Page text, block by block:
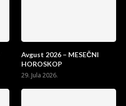
Avgust 2026 – MESEČNI
HOROSKOP
29. Jula 2026.